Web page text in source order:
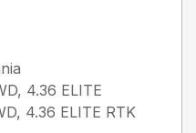
4.36 ELITE
4.36 ELITE RTK